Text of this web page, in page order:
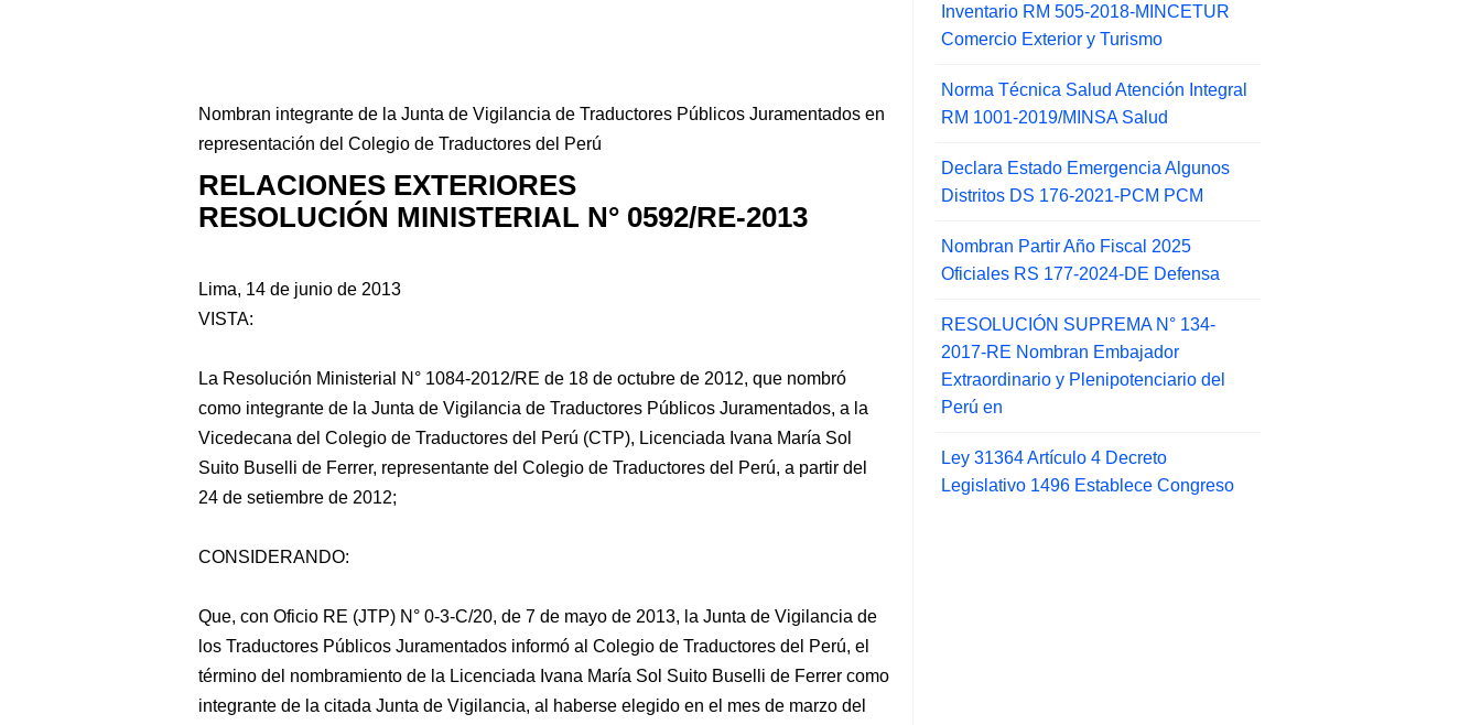
Nombran integrante de la Junta de Vigilancia de Traductores Públicos Juramentados en
representación del Colegio de Traductores del Perú
RELACIONES EXTERIORES
RESOLUCIÓN MINISTERIAL N° 0592/RE-2013
Lima, 14 de junio de 2013
VISTA:
La Resolución Ministerial N° 1084-2012/RE de 18 de octubre de 2012, que nombró
como integrante de la Junta de Vigilancia de Traductores Públicos Juramentados, a la
Vicedecana del Colegio de Traductores del Perú (CTP), Licenciada Ivana María Sol
Suito Buselli de Ferrer, representante del Colegio de Traductores del Perú, a partir del
24 de setiembre de 2012;
CONSIDERANDO:
Que, con Oficio RE (JTP) N° 0-3-C/20, de 7 de mayo de 2013, la Junta de Vigilancia de
los Traductores Públicos Juramentados informó al Colegio de Traductores del Perú, el
término del nombramiento de la Licenciada Ivana María Sol Suito Buselli de Ferrer como
integrante de la citada Junta de Vigilancia, al haberse elegido en el mes de marzo del
Inventario RM 505-2018-MINCETUR
Comercio Exterior y Turismo
Norma Técnica Salud Atención Integral
RM 1001-2019/MINSA Salud
Declara Estado Emergencia Algunos
Distritos DS 176-2021-PCM PCM
Nombran Partir Año Fiscal 2025
Oficiales RS 177-2024-DE Defensa
RESOLUCIÓN SUPREMA N° 134-
2017-RE Nombran Embajador
Extraordinario y Plenipotenciario del
Perú en
Ley 31364 Artículo 4 Decreto
Legislativo 1496 Establece Congreso